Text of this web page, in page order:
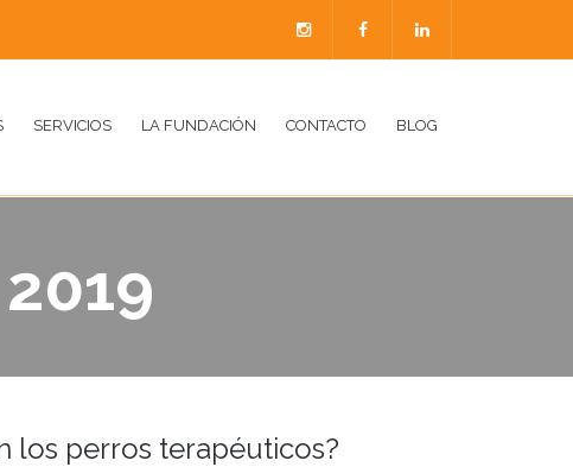
SERVICIOS LA FUNDACIÓN CONTACTO BLOG
los perros terapéuticos?